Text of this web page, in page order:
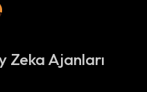
Zeka Ajanları